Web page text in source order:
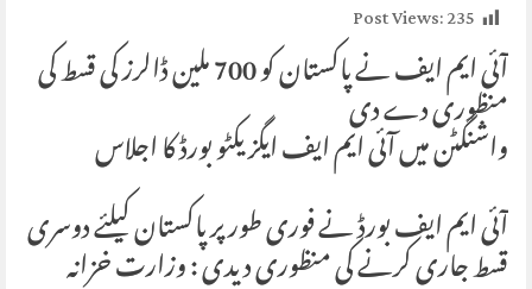
Post Views:235
آئی ایم ایف نے پاکستان کو 700 ملین ڈالرز کی قسط کی منظوری دے دی
واشنگٹن میں آئی ایم ایف ایگزیکٹو بورڈ کا اجلاس
آئی ایم ایف بورڈ نے فوری طور پر پاکستان کیلئے دوسری
قسط جاری کرنے کی منظوری دیدی : وزارت خزانہ